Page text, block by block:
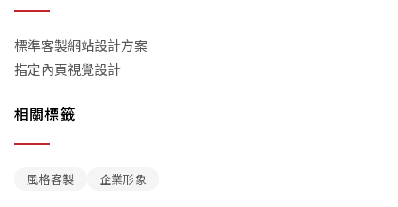
標準客製網站設計方案
指定內頁視覺設計
相關標籤
風格客製 企業形象